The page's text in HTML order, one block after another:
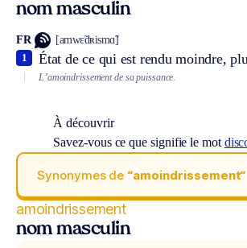
nom masculin
FR [amwɛ̃dʀismɑ̃]
État de ce qui est rendu moindre,
1
L’amoindrissement de sa puissance.
À découvrir
Savez-vous ce que signifie le mot
Synonymes de “amoindrissement“
amoindrissement
nom masculin